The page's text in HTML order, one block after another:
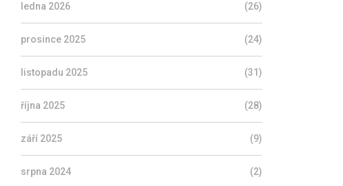
ledna 2026 (26)
prosince 2025 (24)
listopadu 2025 (31)
října 2025 (28)
září 2025 (9)
srpna 2024 (2)